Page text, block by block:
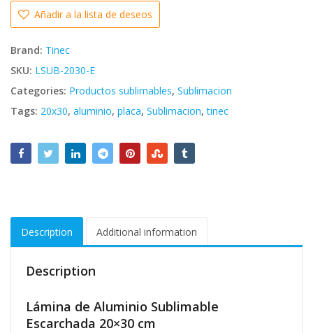
Añadir a la lista de deseos
Brand: Tinec
SKU: LSUB-2030-E
Categories: Productos sublimables, Sublimacion
Tags: 20x30, aluminio, placa, Sublimacion,tinec
Description Additional information
Description
Lámina de Aluminio Sublimable
Escarchada 20×30 cm